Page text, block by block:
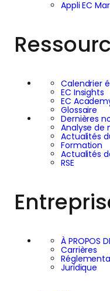
Appli EC
Calendrier
EC Insights
EC
Glossaire
Dernières
Analyse de
Actualités
Formation
Actualités
RSE
À PROPOS
Carrières
Juridique